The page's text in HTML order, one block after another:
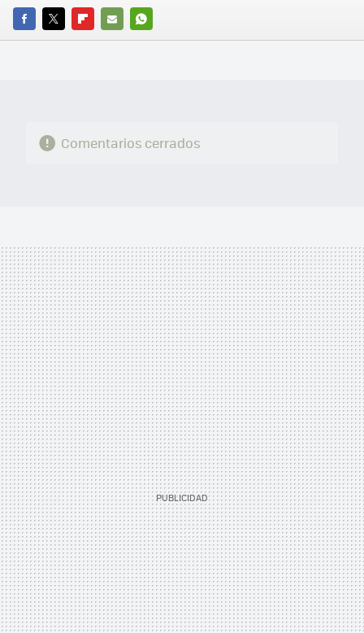
FACEBOOK
TWITTERFLIPBOARD
E-
WHATSAPP
Comentarios cerrados